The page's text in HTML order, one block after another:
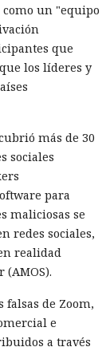
como un "equipo
que
los líderes y
más de 30
sociales
para
maliciosas se
redes sociales,
realidad
falsas de Zoom,
e
a través